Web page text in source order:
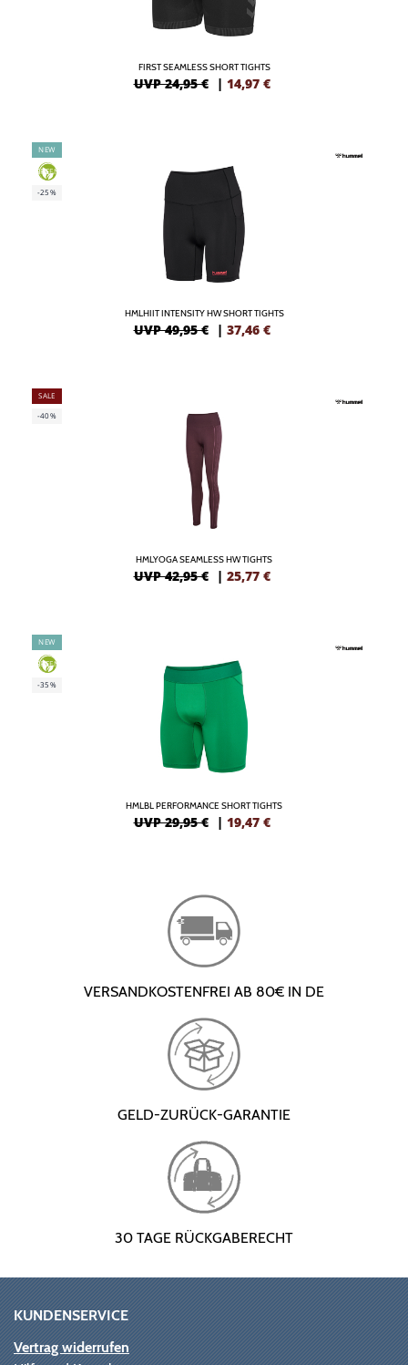
FIRST SEAMLESS SHORT TIGHTS
UVP 24,95 € | 14,97 €
NEW
GREEN
-25%
HMLHIIT INTENSITY HW SHORT TIGHTS
UVP 49,95 € | 37,46 €
SALE
-40%
HMLYOGA SEAMLESS HW TIGHTS
UVP 42,95 € | 25,77 €
NEW
GREEN
-35%
HMLBL PERFORMANCE SHORT TIGHTS
UVP 29,95 € | 19,47 €
VERSANDKOSTENFREI AB 80€ IN DE
GELD-ZURÜCK-GARANTIE
30 TAGE RÜCKGABERECHT
KUNDENSERVICE
Vertrag widerrufen